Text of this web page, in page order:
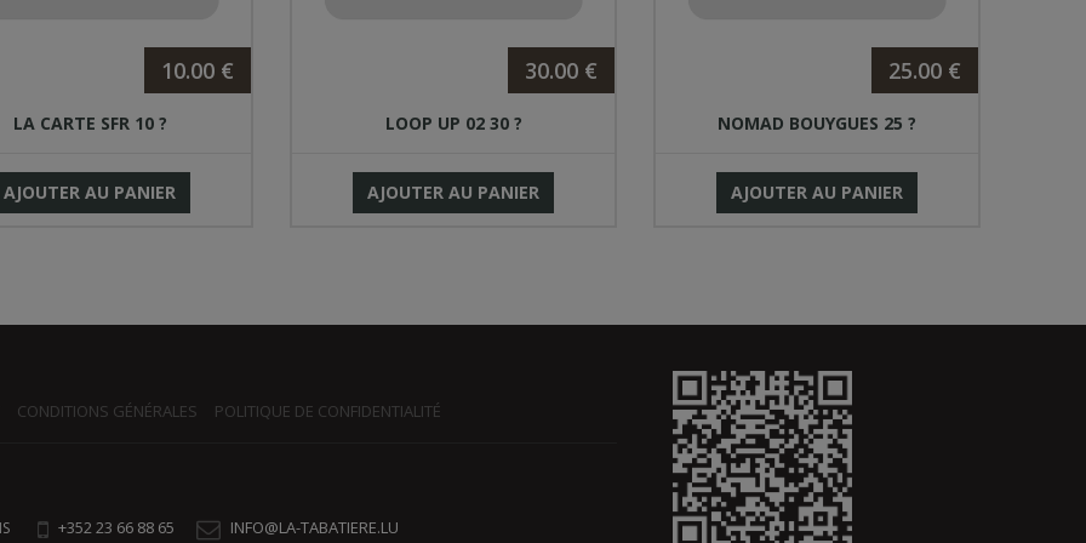
10.00 €
LA CARTE SFR 10 ?
AJOUTER AU PANIER
30.00 €
LOOP UP 02 30 ?
AJOUTER AU PANIER
25.00 €
NOMAD BOUYGUES 25 ?
AJOUTER AU PANIER
CONDITIONS GÉNÉRALES POLITIQUE DE CONFIDENTIALITÉ
+352 23 66 88 65 INFO@LA-TABATIERE.LU